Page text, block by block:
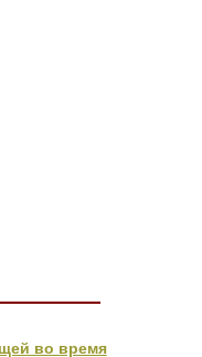
во время